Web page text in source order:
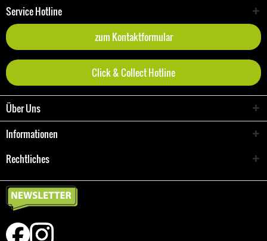
Service Hotline
zum Kontaktformular
Click & Collect Hotline
Über Uns
Informationen
Rechtliches